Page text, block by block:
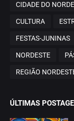
CIDADE DO
CULTURA
FESTAS-JUNINAS
NORDESTE
REGIÃO
ÚLTIMAS